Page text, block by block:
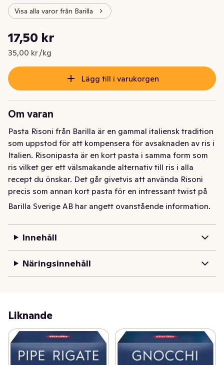
Visa alla varor från Barilla
Nuvarande pris är: 17,50 kr
17,50 kr
35,00 kr /kg
Styckpris: 35,00 kr /kg
Lägg till i varukorgen
Om varan
Pasta Risoni från Barilla är en gammal italiensk tradition
som uppstod för att kompensera för avsaknaden av ris i
Italien. Risonipasta är en kort pasta i samma form som
ris vilket ger ett välsmakande alternativ till ris i alla
recept du önskar. Det går givetvis att använda Risoni
precis som annan kort pasta för en intressant twist på
någon av dina favoriträtter. Rispasta passar också
som uppstod för att kompensera för avsaknaden av ris i
ris vilket ger ett välsmakande alternativ till ris i alla
recept du önskar. Det går givetvis att använda Risoni
utmärkt i soppor.
Barilla Sverige AB har angett ovanstående information.
Innehåll
Näringsinnehåll
Liknande